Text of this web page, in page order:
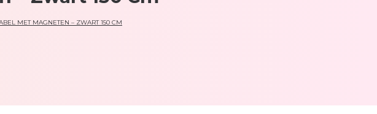
MET MAGNETEN – ZWART 150 CM